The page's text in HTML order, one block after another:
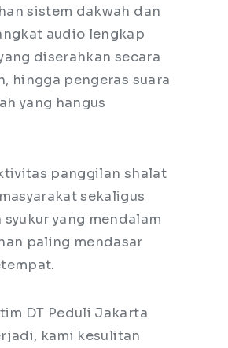
sistem dakwah dan
audio lengkap
diserahkan secara
hingga pengeras suara
yang hangus
panggilan shalat
sekaligus
yang mendalam
paling mendasar
DT Peduli Jakarta
kami kesulitan